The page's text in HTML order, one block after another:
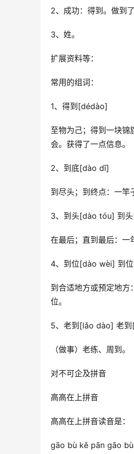
2、成功：得到。 做到了
3、姓。
扩展资料等：
常用的组词：
1、得到[dédào]
至物为己； 得到一块锦
会。 获得了一点信息。
2、到底[dào dǐ]
到尽头；到终点：一竿
3、到头[dào tóu] 到
在最后； 直到最后：一
4、到位[dào wèi] 到
到合适地方或预定地方
位。
5、老到[lǎo dào] 老
（做事）老练、周到。
对不可企及拼音
高高在上拼音
高高在上拼音读音是：
gāo bù kě pān gāo